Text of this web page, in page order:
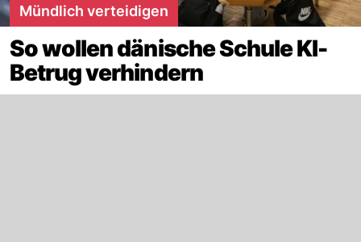
Mündlich verteidigen
So wollen dänische Schule KI-
Betrug verhindern